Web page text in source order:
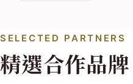
SELECTED PARTNERS
精選合作品牌